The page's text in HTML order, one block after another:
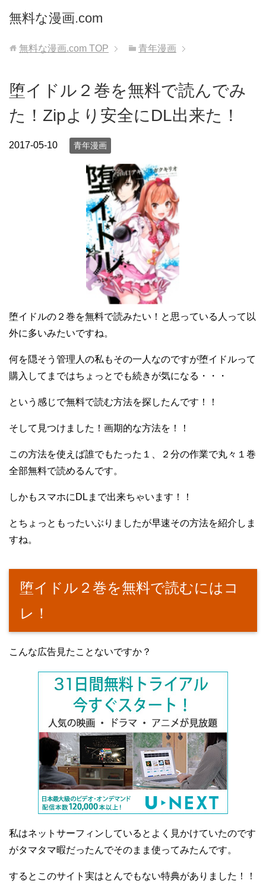
無料な漫画.com
無料な漫画.com TOP 青年漫画
堕イドル２巻を無料で読んでみ
た！Zipより安全にDL出来た！
2017-05-10 青年漫画
堕イドルの２巻を無料で読みたい！と思っている人って以
外に多いみたいですね。
何を隠そう管理人の私もその一人なのですが堕イドルって
購入してまではちょっとでも続きが気になる・・・
という感じで無料で読む方法を探したんです！！
そして見つけました！画期的な方法を！！
この方法を使えば誰でもたった１、２分の作業で丸々１巻
全部無料で読めるんです。
しかもスマホにDLまで出来ちゃいます！！
とちょっともったいぶりましたが早速その方法を紹介しま
すね。
堕イドル２巻を無料で読むにはコ
レ！
こんな広告見たことないですか？
私はネットサーフィンしているとよく見かけていたのです
がタマタマ暇だったんでそのまま使ってみたんです。
するとこのサイト実はとんでもない特典がありました！！